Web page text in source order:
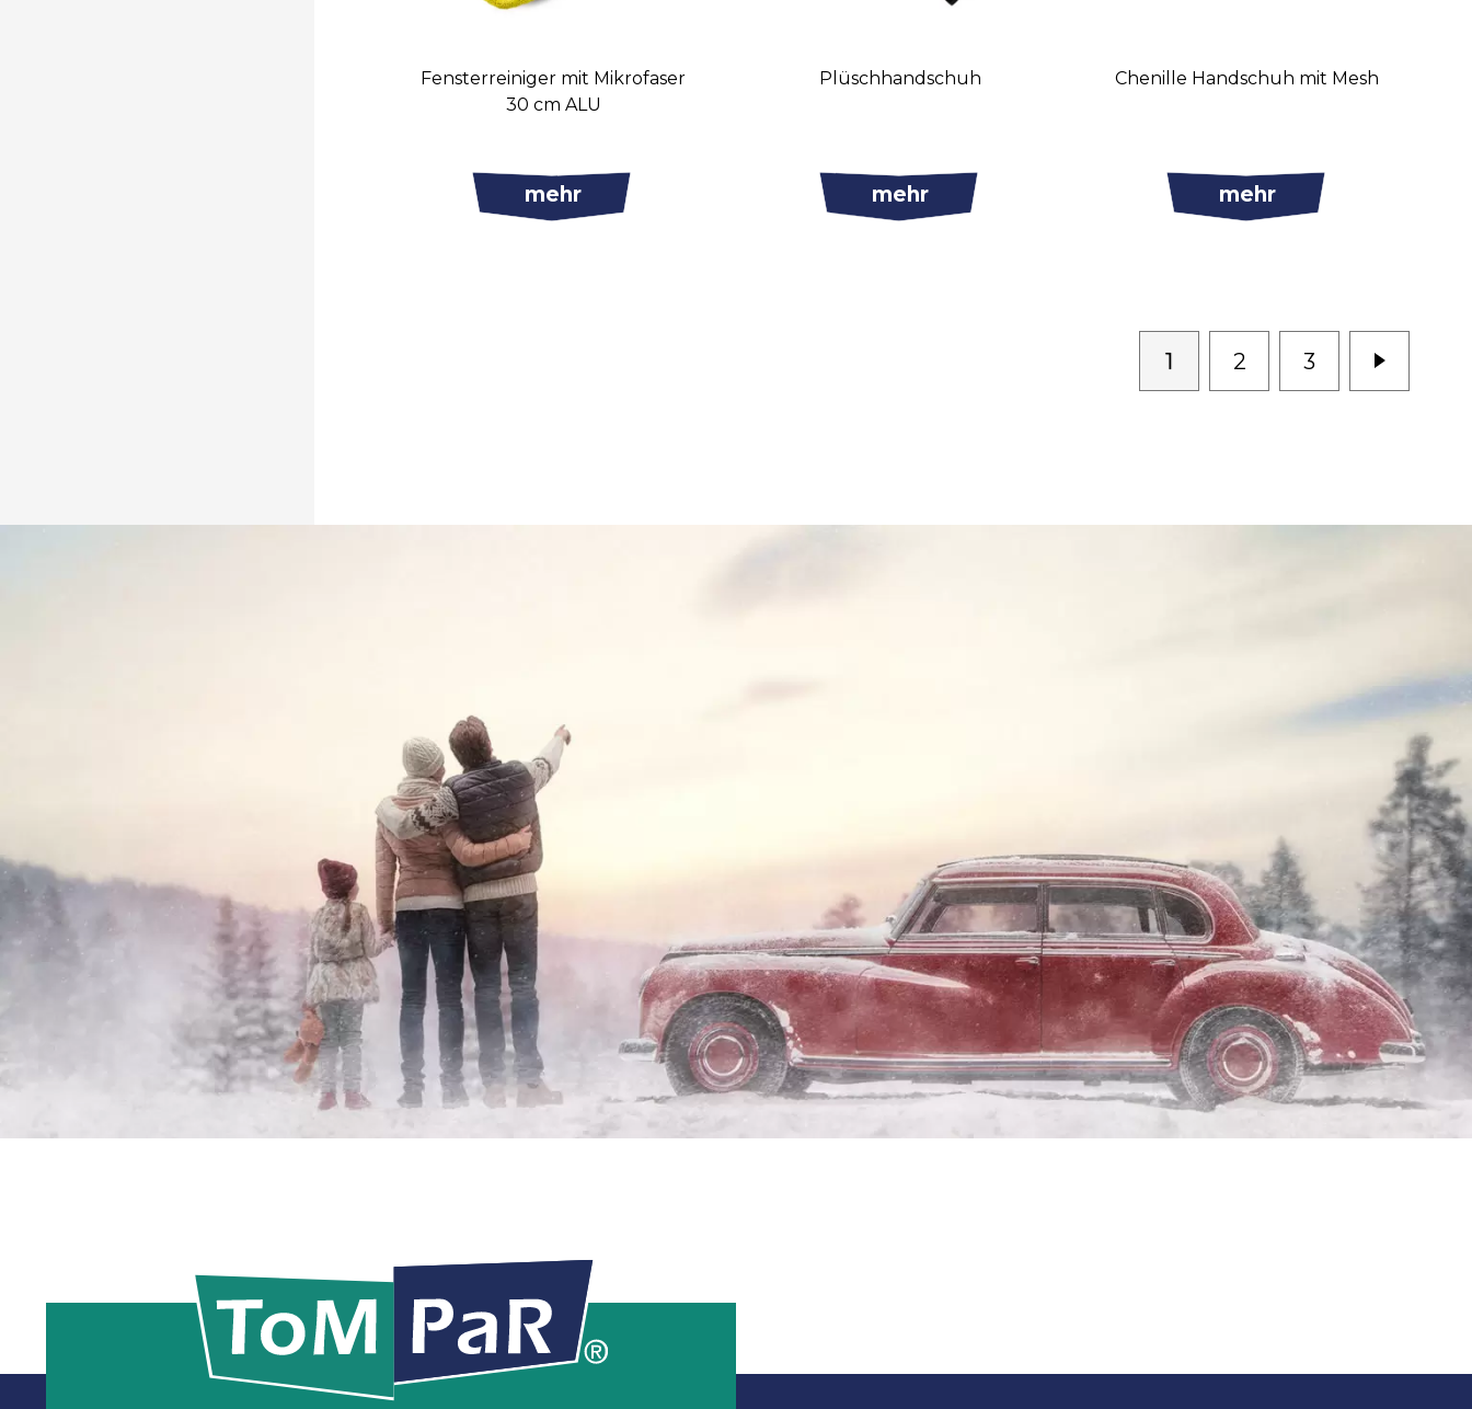
Fensterreiniger mit Mikrofaser
30 cm ALU
mehr
Plüschhandschuh
mehr
Chenille Handschuh mit Mesh
mehr
1 2 3